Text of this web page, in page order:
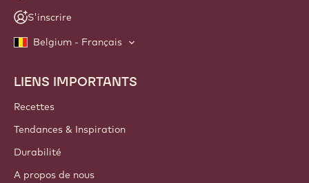
S'inscrire
Belgium - Français
Footer
Callebaut
LIENS IMPORTANTS
Recettes
Tendances & Inspiration
Durabilité
A propos de nous